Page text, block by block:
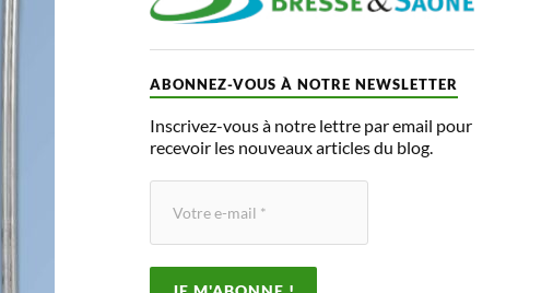
ABONNEZ-VOUS À NOTRE NEWSLETTER
Inscrivez-vous à notre lettre par email pour
recevoir les nouveaux articles du blog.